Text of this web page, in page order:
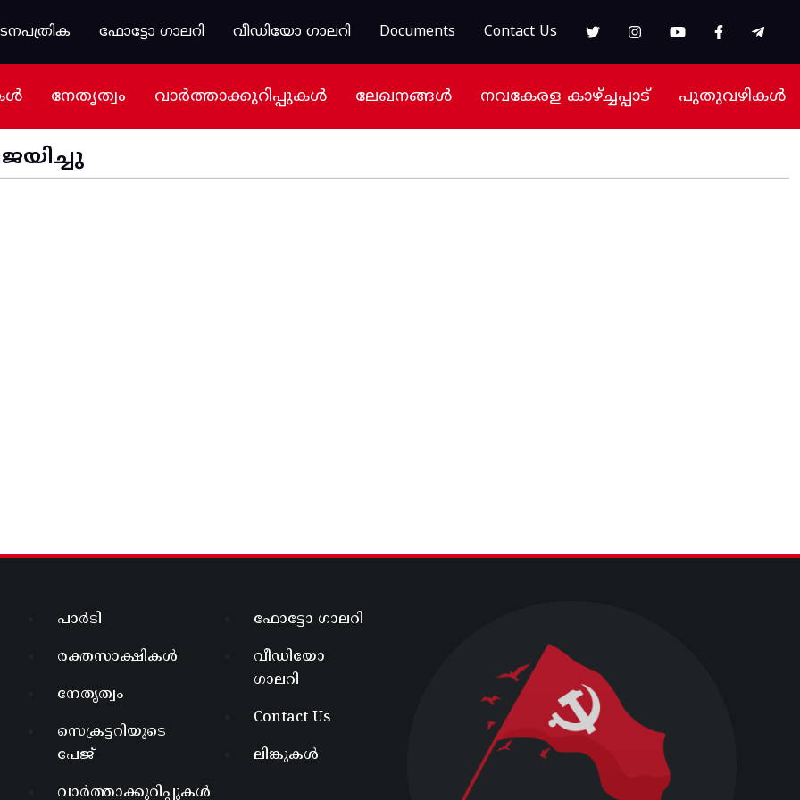
ഫോട്ടോ ഗാലറി വീഡിയോ ഗാലറി Documents Contact Us
നേതൃത്വം വാർത്താക്കുറിപ്പുകൾ ലേഖനങ്ങൾ നവകേരള കാഴ്ച്ചപ്പാട് പുതുവഴികൾ
പാർടി
രക്തസാക്ഷികൾ
നേതൃത്വം
സെക്രട്ടറിയുടെ
പേജ്
വാർത്താക്കുറിപ്പുകൾ
ഫോട്ടോ ഗാലറി
വീഡിയോ
ഗാലറി
Contact Us
ലിങ്കുകൾ